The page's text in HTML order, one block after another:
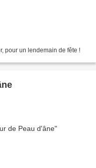
pour un lendemain de fête !